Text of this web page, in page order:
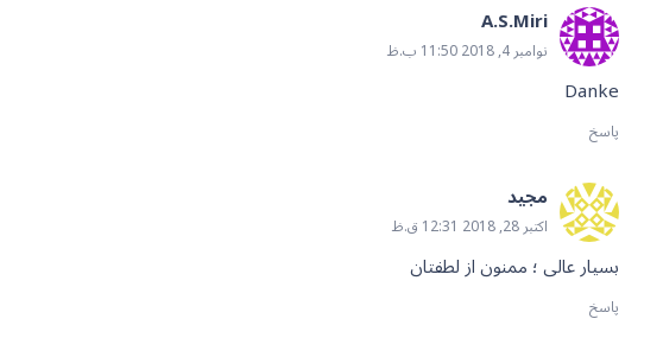
A.S.Miri
نوامبر 4, 2018 11:50 ب.ظ
Danke
پاسخ
مجید
اکتبر 28, 2018 12:31 ق.ظ
بسیار عالی ؛ ممنون از لطفتان
پاسخ